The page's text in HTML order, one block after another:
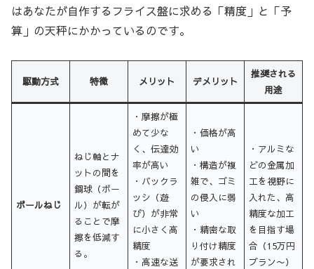
はあなたが自作するフライス盤に求める「精度」と「予
算」の天秤にかかっているのです。
駆動方式 特徴 メリット デメリット
推奨される
用途
ボールねじ
ねじ軸とナ
ットの間を
鋼球（ボー
ル）が転が
ることで摩
擦を低減す
る。
・摩擦が極
めて少な
く、伝達効
率が高い
・バックラ
ッシ（遊
び）が非常
に小さく高
精度
・高速な送
・価格が高
い
・構造が複
雑で、ゴミ
の侵入に弱
い
・精密な取
り付け精度
が要求され
・アルミな
どの金属加
工を視野に
入れた、高
精度な加工
を目指す場
合（15万円
プラン〜）